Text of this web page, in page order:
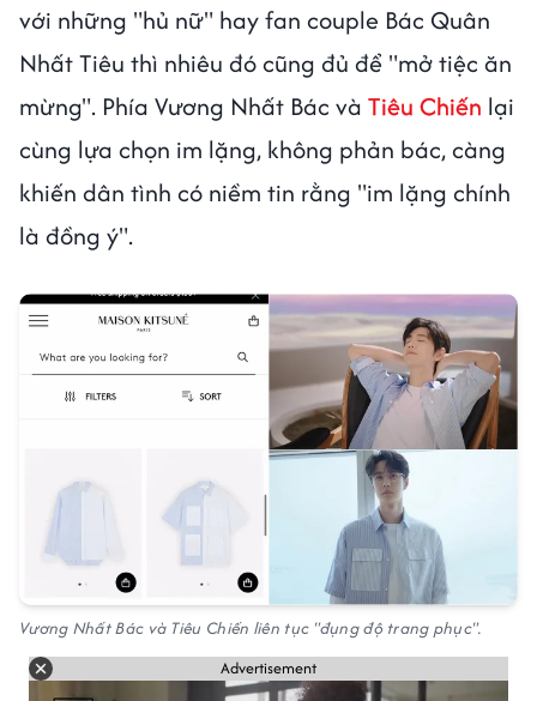
với những "hủ nữ" hay fan couple Bác Quân
Nhất Tiêu thì nhiêu đó cũng đủ để "mở tiệc ăn
mừng". Phía Vương Nhất Bác và Tiêu Chiến lại
cùng lựa chọn im lặng, không phản bác, càng
khiến dân tình có niềm tin rằng "im lặng chính
là đồng ý".
Vương Nhất Bác và Tiêu Chiến liên tục "đụng độ trang phục".
Advertisement